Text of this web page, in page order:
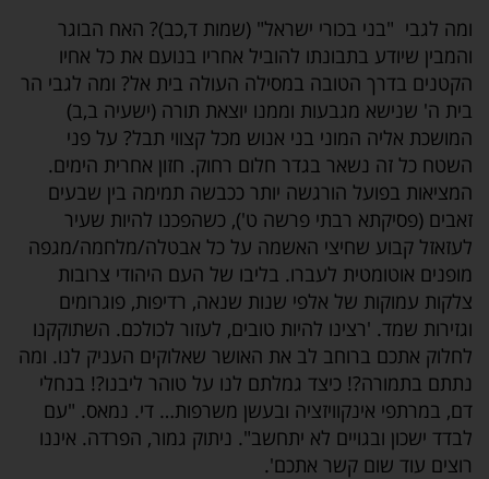
ומה לגבי "בני בכורי ישראל" (שמות ד,כב)? האח הבוגר
והמבין שיודע בתבונתו להוביל אחריו בנועם את כל אחיו
הקטנים בדרך הטובה במסילה העולה בית אל? ומה לגבי הר
בית ה' שנישא מגבעות וממנו יוצאת תורה (ישעיה ב,ב)
המושכת אליה המוני בני אנוש מכל קצווי תבל? על פני
השטח כל זה נשאר בגדר חלום רחוק. חזון אחרית הימים.
המציאות בפועל הורגשה יותר ככבשה תמימה בין שבעים
זאבים (פסיקתא רבתי פרשה ט'), כשהפכנו להיות שעיר
לעזאזל קבוע שחיצי האשמה על כל אבטלה/מלחמה/מגפה
מופנים אוטומטית לעברו. בליבו של העם היהודי צרובות
צלקות עמוקות של אלפי שנות שנאה, רדיפות, פוגרומים
וגזירות שמד. 'רצינו להיות טובים, לעזור לכולכם. השתוקקנו
לחלוק אתכם ברוחב לב את האושר שאלוקים העניק לנו. ומה
נתתם בתמורה?! כיצד גמלתם לנו על טוהר ליבנו?! בנחלי
דם, במרתפי אינקוויזציה ובעשן משרפות… די. נמאס. "עם
לבדד ישכון ובגויים לא יתחשב". ניתוק גמור, הפרדה. איננו
רוצים עוד שום קשר אתכם'.